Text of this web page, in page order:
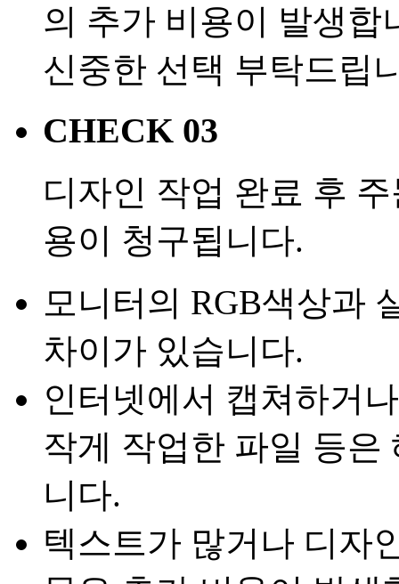
의 추가 비용이 발생합
신중한 선택 부탁드립
CHECK 03
디자인 작업 완료 후
용이 청구됩니다.
모니터의 RGB색상과
차이가 있습니다.
인터넷에서 캡쳐하거
작게 작업한 파일 등은
니다.
텍스트가 많거나 디자